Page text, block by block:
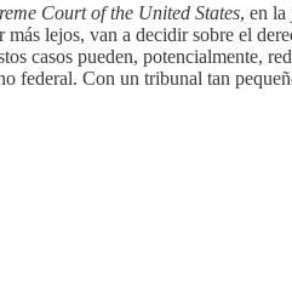
Court of the United States, en la
lejos, van a decidir sobre el
casos pueden, potencialmente,
federal. Con un tribunal tan